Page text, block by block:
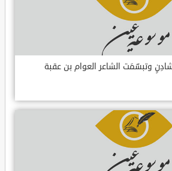
وتبسّمَت الشاعر العوام بن عقبة